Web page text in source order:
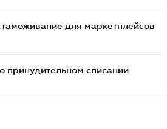
для маркетплейсов
принудительном списании